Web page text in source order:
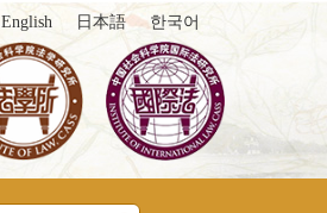
English 日本語 한국어